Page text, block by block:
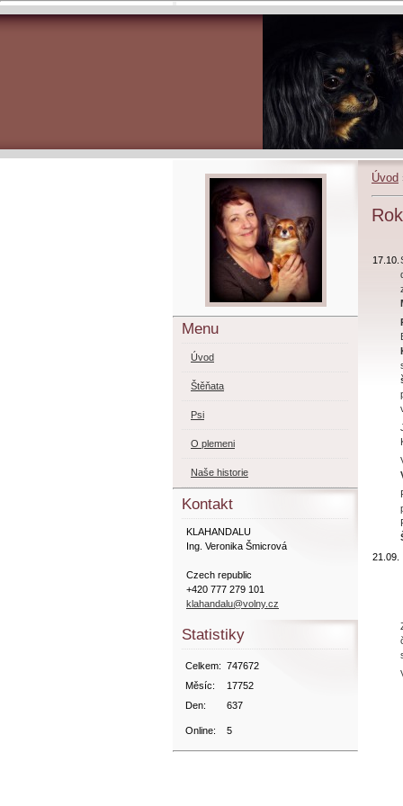
Úvod
17.10.
21.09.
Menu
Úvod
Štěňata
Psi
O plemeni
Naše historie
Kontakt
KLAHANDALU
Ing. Veronika Šmicrová
Czech republic
+420 777 279 101
klahandalu@volny.cz
Statistiky
Online: 5
Celkem: 747672
Měsíc:
17752
Den:
637